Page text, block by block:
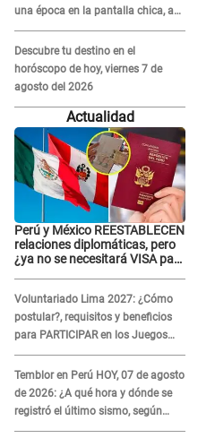
una época en la pantalla chica, así
fue su repentino adiós
Descubre tu destino en el
horóscopo de hoy, viernes 7 de
agosto del 2026
Actualidad
Perú y México REESTABLECEN
relaciones diplomáticas, pero
¿ya no se necesitará VISA para
Voluntariado Lima 2027: ¿Cómo
postular?, requisitos y beneficios
para PARTICIPAR en los Juegos
Panamericanos
Temblor en Perú HOY, 07 de agosto
de 2026: ¿A qué hora y dónde se
registró el último sismo, según
IGP?